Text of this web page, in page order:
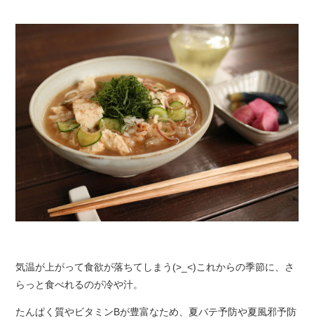
気温が上がって食欲が落ちてしまう(>_<)これからの季節に、さ
らっと食べれるのが冷や汁。
たんぱく質やビタミンBが豊富なため、夏バテ予防や夏風邪予防